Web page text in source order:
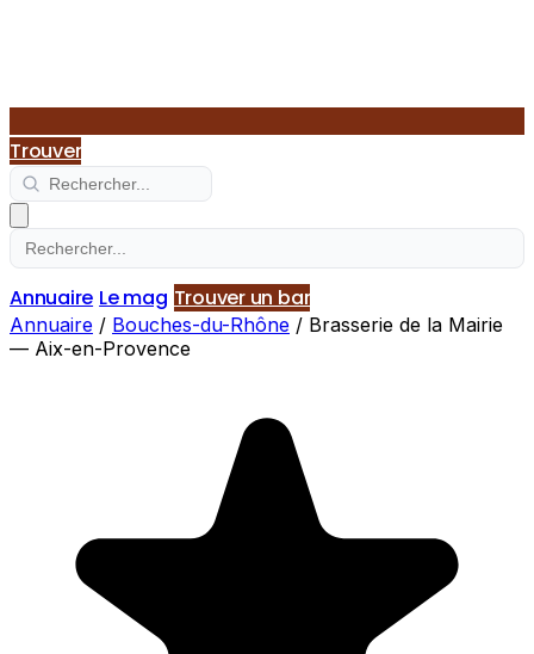
Trouver
Annuaire Le mag Trouver un bar
Annuaire / Bouches-du-Rhône / Brasserie de la Mairie
— Aix-en-Provence